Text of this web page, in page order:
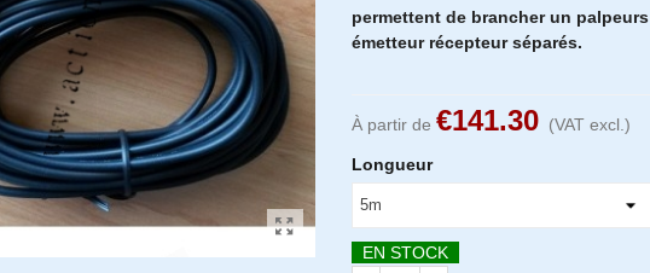
permettent de brancher un palpeurs
émetteur récepteur séparés.
À partir de €141.30 (VAT excl.)
Longueur
EN STOCK